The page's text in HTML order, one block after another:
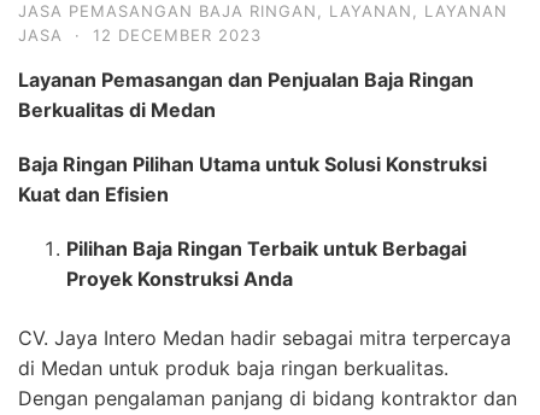
JASA PEMASANGAN BAJA RINGAN, LAYANAN, LAYANAN
JASA
· 12 DECEMBER 2023
Layanan Pemasangan dan Penjualan Baja Ringan
Berkualitas di Medan
Baja Ringan Pilihan Utama untuk Solusi Konstruksi
Kuat dan Efisien
Pilihan Baja Ringan Terbaik untuk Berbagai
Proyek Konstruksi Anda
CV. Jaya Intero Medan hadir sebagai mitra terpercaya
di Medan untuk produk baja ringan berkualitas.
Dengan pengalaman panjang di bidang kontraktor dan